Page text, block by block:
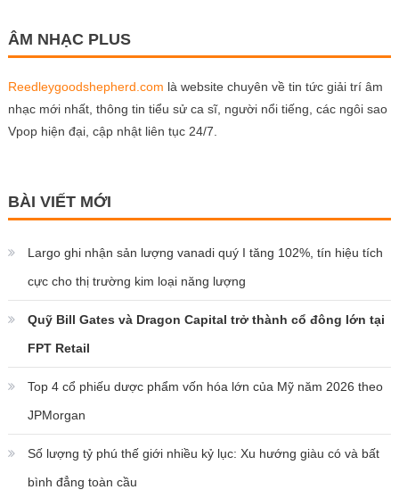
ÂM NHẠC PLUS
Reedleygoodshepherd.com là website chuyên về tin tức giải trí âm
nhạc mới nhất, thông tin tiểu sử ca sĩ, người nổi tiếng, các ngôi sao
Vpop hiện đại, cập nhật liên tục 24/7.
BÀI VIẾT MỚI
Largo ghi nhận sản lượng vanadi quý I tăng 102%, tín hiệu tích
cực cho thị trường kim loại năng lượng
Quỹ Bill Gates và Dragon Capital trở thành cổ đông lớn tại
FPT Retail
Top 4 cổ phiếu dược phẩm vốn hóa lớn của Mỹ năm 2026 theo
JPMorgan
Số lượng tỷ phú thế giới nhiều kỷ lục: Xu hướng giàu có và bất
bình đẳng toàn cầu